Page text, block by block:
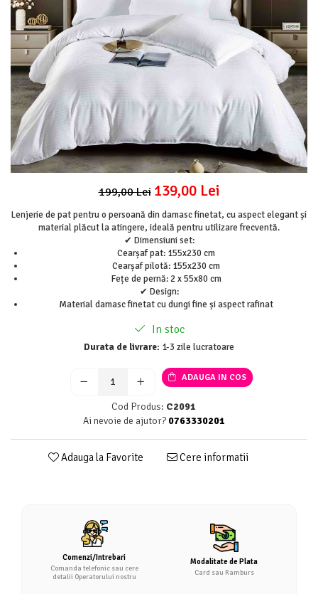
Lenjerii Pat Imprimeu 5D cu Elastic
Cearceaf cu Elastic pat 1 Persoana
Cearceaf cu Elastic pat 2 Persoane
Lenjerii Pat Inimi Brodate
Lenjerii Pat, Bumbac-Finet Premium, 1
Persoana
Lenjerii Pat, Bumbac-Finet Premium, 2
Persoane
Cearceaf cu Elastic
199,00 Lei 139,00 Lei
Lenjerie de pat pentru o persoană din damasc finetat, cu aspect elegant și
material plăcut la atingere, ideală pentru utilizare frecventă.
✔ Dimensiuni set:
Cearșaf pat: 155x230 cm
Cearșaf pilotă: 155x230 cm
Fețe de pernă: 2 x 55x80 cm
✔ Design:
Material damasc finetat cu dungi fine și aspect rafinat
In stoc
Durata de livrare: 1-3 zile lucratoare
ADAUGA IN COS
Cod Produs: C2091
Ai nevoie de ajutor? 0763330201
Adauga la Favorite Cere informatii
Comenzi/Intrebari
Comanda telefonic sau cere
detalii Operatorului nostru
Modalitate de Plata
Card sau Ramburs